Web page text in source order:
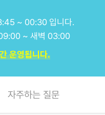
~ 00:30 입니다.
~ 새벽 03:00
운영됩니다.
자주하는 질문